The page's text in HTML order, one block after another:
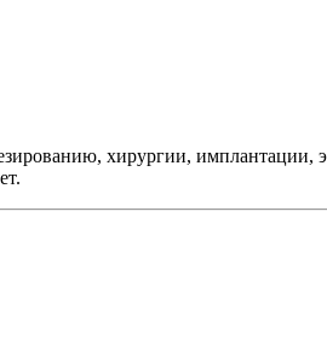
хирургии, имплантации,